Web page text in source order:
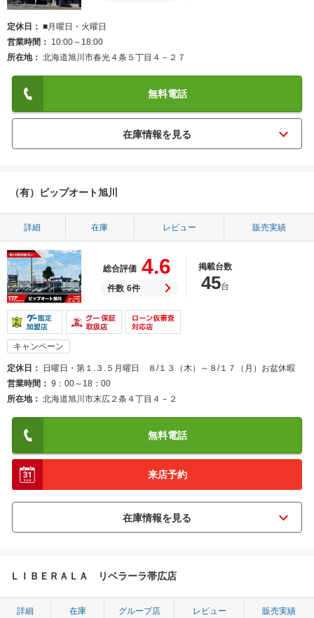
定休日
■月曜日・火曜日
営業時間
10:00～18:00
所在地
北海道旭川市春光４条５丁目４－２７
無料電話
（有）ビップオート旭川
詳細 在庫 レビュー 販売実績
総合評価 4.6
件数 6件
掲載台数
45台
キャンペーン
定休日
日曜日・第１.３.５月曜日 ８/１３（木）～８/１７（月）お盆休暇
営業時間
9：00～18：00
所在地
北海道旭川市末広２条４丁目４－２
無料電話
来店予約
ＬＩＢＥＲＡＬＡ リベラーラ帯広店
詳細 在庫 グループ店 レビュー 販売実績